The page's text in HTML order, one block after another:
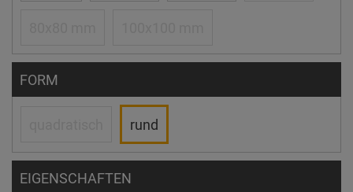
FORM
rund
EIGENSCHAFTEN